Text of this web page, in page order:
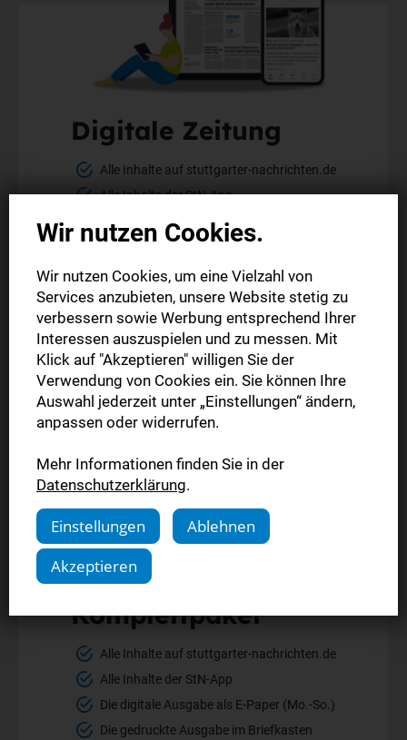
Digitale Zeitung
Alle Inhalte auf stuttgarter-nachrichten.de
Alle Inhalte der StN-App
Die digitale Ausgabe als E-Paper (Mo.-So.)
Die gedruckte Ausgabe im Briefkasten
Mehr erfahren
Komplettpaket
Alle Inhalte auf stuttgarter-nachrichten.de
Alle Inhalte der StN-App
Die digitale Ausgabe als E-Paper (Mo.-So.)
Die gedruckte Ausgabe im Briefkasten
Wir nutzen Cookies.
Wir nutzen Cookies, um eine Vielzahl von
Services anzubieten, unsere Website stetig zu
verbessern sowie Werbung entsprechend Ihrer
Interessen auszuspielen und zu messen. Mit
Klick auf "Akzeptieren" willigen Sie der
Verwendung von Cookies ein. Sie können Ihre
Auswahl jederzeit unter „Einstellungen“ ändern,
anpassen oder widerrufen.
Mehr Informationen finden Sie in der
Datenschutzerklärung.
Einstellungen
Ablehnen
Akzeptieren